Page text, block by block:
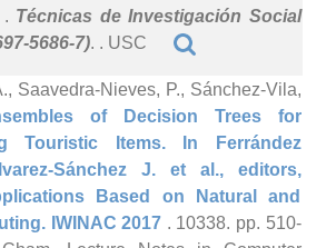
. Técnicas de Investigación Social
5686-7). . USC
Saavedra-Nieves, P., Sánchez-Vila,
of Decision Trees for
Touristic Items. In Ferrández
Sánchez J. et al., editors,
Based on Natural and
IWINAC 2017 . 10338. pp. 510-